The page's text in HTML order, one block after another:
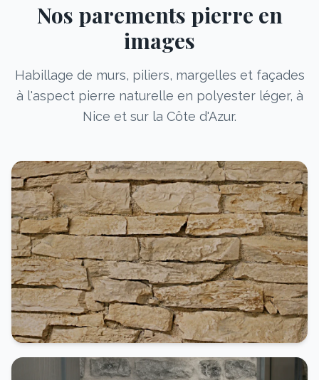
Nos parements pierre en
images
Habillage de murs, piliers, margelles et façades
à l'aspect pierre naturelle en polyester léger, à
Nice et sur la Côte d'Azur.